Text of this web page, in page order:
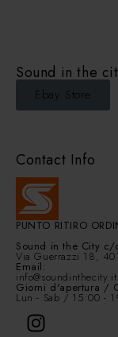
Contact Info
PUNTO RITIRO
Sound in the City c/
Via Guerrazzi 18,
Email:
info@soundinthecity.it
Giorni d'apertura /
Lun - Sab / 15:00 -
Sound in the
Ebay Store